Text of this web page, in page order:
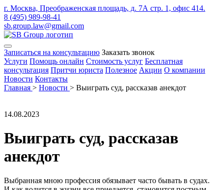
г. Москва, Преображенская площадь, д. 7А стр. 1, офис 414.
8 (495) 989-98-41
sb.group.law@gmail.com
Записаться на консультацию Заказать звонок
Услуги Помощь онлайн Стоимость услуг Бесплатная
консультация Притчи юриста Полезное Акции О компании
Новости Контакты
Главная > Новости > Выиграть суд, рассказав анекдот
14.08.2023
Выиграть суд, рассказав
анекдот
Выбранная мною профессия обязывает часто бывать в судах.